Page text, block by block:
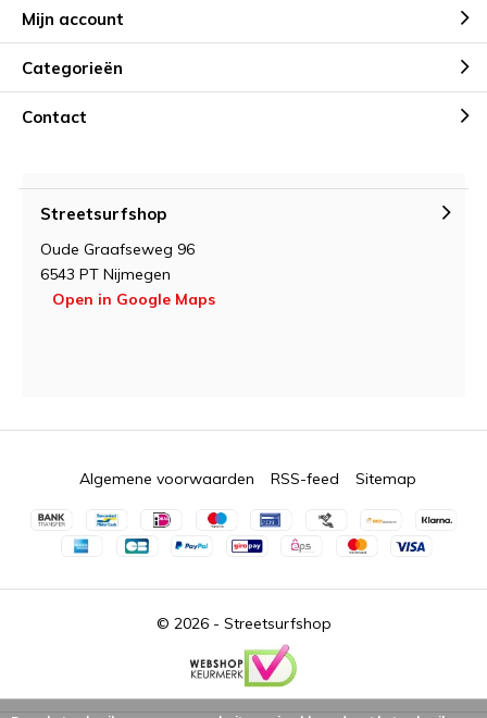
Mijn account
Categorieën
Contact
Streetsurfshop
Oude Graafseweg 96
6543 PT Nijmegen
Open in Google Maps
© 2026 - Streetsurfshop
Algemene voorwaarden RSS-feed Sitemap